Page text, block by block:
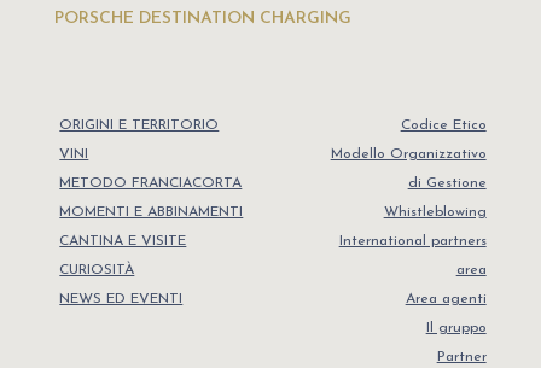
PORSCHE DESTINATION CHARGING
ORIGINI E TERRITORIO
VINI
METODO FRANCIACORTA
MOMENTI E ABBINAMENTI
CANTINA E VISITE
CURIOSITÀ
NEWS ED EVENTI
Codice Etico
Modello Organizzativo
di Gestione
Whistleblowing
International partners
area
Area agenti
Il gruppo
Partner